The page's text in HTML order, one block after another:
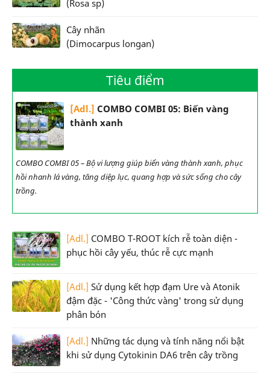
(Rosa sp)
Cây nhãn
(Dimocarpus longan)
Tiêu điểm
[Adl.] COMBO COMBI 05: Biến vàng
thành xanh
COMBO COMBI 05 – Bộ vi lượng giúp biến vàng thành xanh, phục
hồi nhanh lá vàng, tăng diệp lục, quang hợp và sức sống cho cây
trồng.
[Adl.] COMBO T-ROOT kích rễ toàn diện -
phục hồi cây yếu, thúc rễ cực mạnh
[Adl.] Sử dụng kết hợp đạm Ure và Atonik
đậm đặc - 'Công thức vàng' trong sử dụng
phân bón
[Adl.] Những tác dụng và tính năng nổi bật
khi sử dụng Cytokinin DA6 trên cây trồng